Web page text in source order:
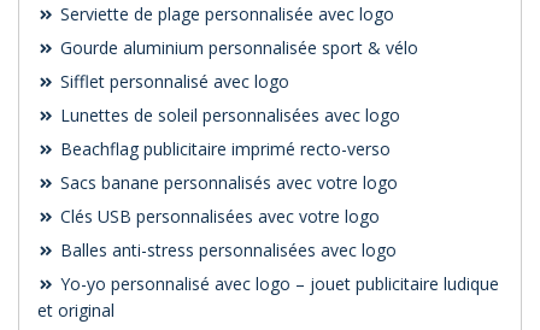
Serviette de plage personnalisée avec logo
Gourde aluminium personnalisée sport & vélo
Sifflet personnalisé avec logo
Lunettes de soleil personnalisées avec logo
Beachflag publicitaire imprimé recto-verso
Sacs banane personnalisés avec votre logo
Clés USB personnalisées avec votre logo
Balles anti-stress personnalisées avec logo
Yo-yo personnalisé avec logo – jouet publicitaire ludique
et original